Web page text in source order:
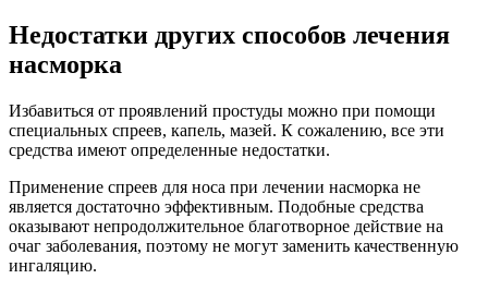
Недостатки других способов лечения
насморка
Избавиться от проявлений простуды можно при помощи
специальных спреев, капель, мазей. К сожалению, все эти
средства имеют определенные недостатки.
Применение спреев для носа при лечении насморка не
является достаточно эффективным. Подобные средства
оказывают непродолжительное благотворное действие на
очаг заболевания, поэтому не могут заменить качественную
ингаляцию.